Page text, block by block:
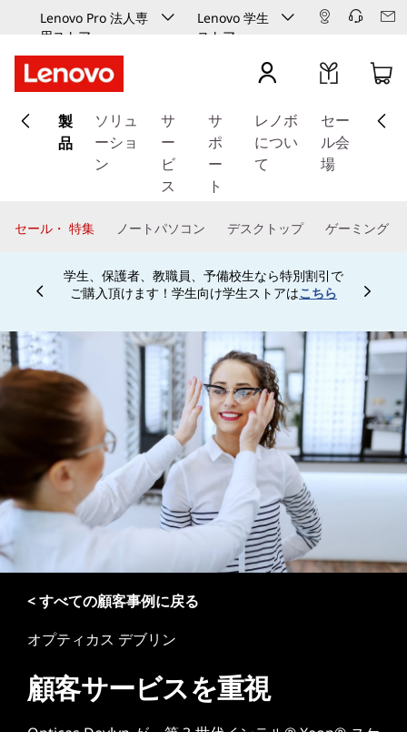
Lenovo Pro 法人専
用ストア
Lenovo 学生
ストア
イ
ン
ッ
プ
す
る
製
品
ソリュ
ーショ
ン
サ
ー
ビ
ス
サ
ポ
ー
ト
レノボ
につい
て
セー
ル会
場
セール・ 特集 ノートパソコン デスクトップ ゲーミング
学生、保護者、教職員、予備校生なら特別割引で
ご購入頂けます！学生向け学生ストアはこちら
Currently displaying item 4 of
< すべての顧客事例に戻る
オプティカス デブリン
顧客サービスを重視